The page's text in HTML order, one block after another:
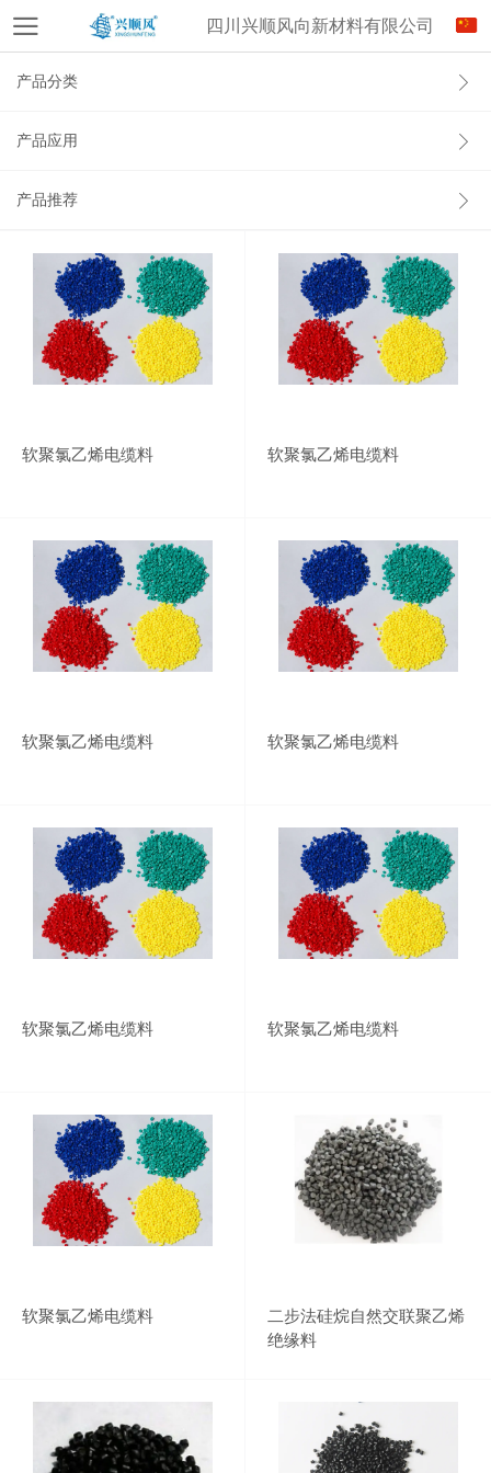
四川兴顺风向新材料有限公司
产品分类
产品应用
产品推荐
软聚氯乙烯电缆料 软聚氯乙烯电缆料
软聚氯乙烯电缆料 软聚氯乙烯电缆料
软聚氯乙烯电缆料 软聚氯乙烯电缆料
软聚氯乙烯电缆料
二步法硅烷自然交联聚乙烯
绝缘料